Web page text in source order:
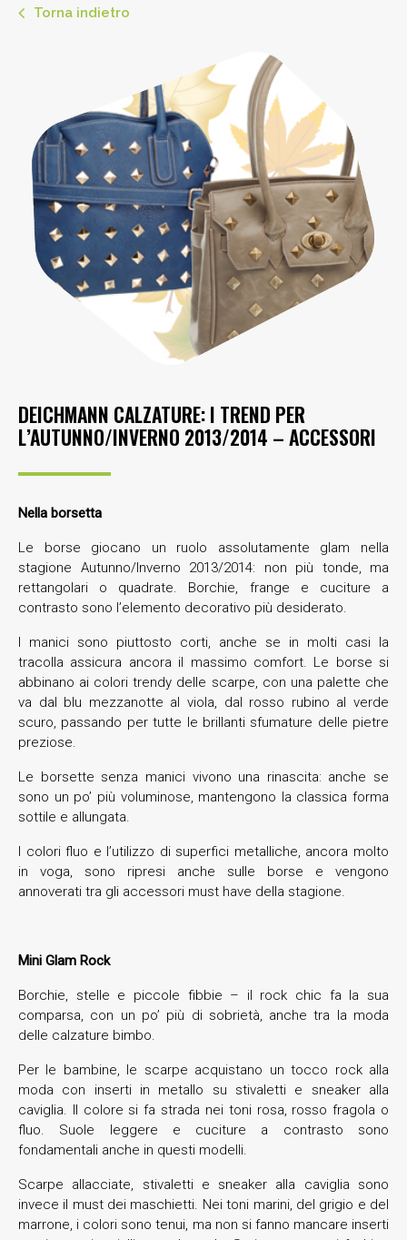
Torna indietro
DEICHMANN CALZATURE: I TREND PER
L’AUTUNNO/INVERNO 2013/2014 – ACCESSORI
Nella borsetta
Le borse giocano un ruolo assolutamente glam nella
stagione Autunno/Inverno 2013/2014: non più tonde, ma
rettangolari o quadrate. Borchie, frange e cuciture a
contrasto sono l’elemento decorativo più desiderato.
I manici sono piuttosto corti, anche se in molti casi la
tracolla assicura ancora il massimo comfort. Le borse si
abbinano ai colori trendy delle scarpe, con una palette che
va dal blu mezzanotte al viola, dal rosso rubino al verde
scuro, passando per tutte le brillanti sfumature delle pietre
preziose.
Le borsette senza manici vivono una rinascita: anche se
sono un po’ più voluminose, mantengono la classica forma
sottile e allungata.
I colori fluo e l’utilizzo di superfici metalliche, ancora molto
in voga, sono ripresi anche sulle borse e vengono
annoverati tra gli accessori must have della stagione.
Mini Glam Rock
Borchie, stelle e piccole fibbie – il rock chic fa la sua
comparsa, con un po’ più di sobrietà, anche tra la moda
delle calzature bimbo.
Per le bambine, le scarpe acquistano un tocco rock alla
moda con inserti in metallo su stivaletti e sneaker alla
caviglia. Il colore si fa strada nei toni rosa, rosso fragola o
fluo. Suole leggere e cuciture a contrasto sono
fondamentali anche in questi modelli.
Scarpe allacciate, stivaletti e sneaker alla caviglia sono
invece il must dei maschietti. Nei toni marini, del grigio e del
marrone, i colori sono tenui, ma non si fanno mancare inserti